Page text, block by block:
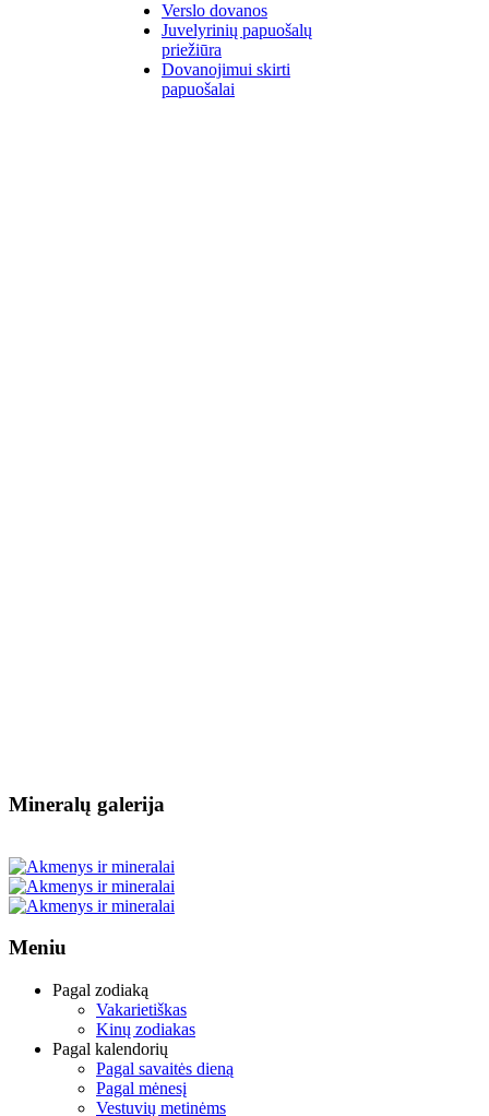
Verslo dovanos
Juvelyrinių papuošalų
priežiūra
Dovanojimui skirti
papuošalai
Mineralų galerija
Meniu
Pagal zodiaką
Vakarietiškas
Kinų zodiakas
Pagal kalendorių
Pagal savaitės dieną
Pagal mėnesį
Vestuvių metinėms